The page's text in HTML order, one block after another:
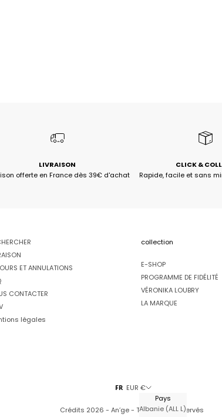
LIVRAISON
offerte en France dès 39€ d'achat
CLICK &
Rapide, facile et sans
ET ANNULATIONS
CONTACTER
légales
collection
E-SHOP
PROGRAMME DE FIDÉLITÉ
VÉRONIKA LOUBRY
LA MARQUE
FR EUR €
Pays
Albanie (ALL L)
Crédits 2026 - An’ge - Tous droits réservés